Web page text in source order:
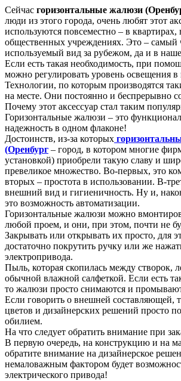
Сейчас горизонтальные жалюзи
люди из этого города, очень любят этот
используются повсеместно – в
общественных учреждениях. Это – самый
используемый вид за рубежом, да и в
Если есть такая необходимость, при
можно регулировать уровень освещения
Технологии, по которым производятся
на месте. Они постоянно и беспрерывно
Почему этот аксессуар стал таким
Горизонтальные жалюзи – это
надежность в одном флаконе!
Достоинств, из-за которых
(Оренбург – город, в котором многие
установкой) приобрели такую славу и
превеликое множество. Во-первых, это
вторых – простота в использовании. В-
внешний вид и гигиеничность. Ну и,
это возможность автоматизации.
Горизонтальные жалюзи можно
любой проем, и они, при этом, почти не
Закрывать или открывать их просто, для
достаточно покрутить ручку или же
электропривода.
Пыль, которая скопилась между створок,
обычной влажной салфеткой. Если есть
то жалюзи просто снимаются и
Если говорить о внешней составляющей,
цветов и дизайнерских решений просто
обилием.
На что следует обратить внимание при
В первую очередь, на конструкцию и на
обратите внимание на дизайнерское
немаловажным фактором будет
электрического привода!